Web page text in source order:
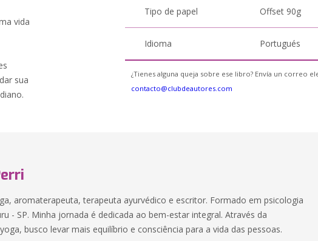
vida
sua
Tipo de papel Offset 90g
Idioma Portugués
¿Tienes alguna queja sobre ese libro? Envía un correo
contacto@clubdeautores.com
aromaterapeuta, terapeuta ayurvédico e escritor. Formado em psicologia
- SP. Minha jornada é dedicada ao bem-estar integral. Através da
busco levar mais equilíbrio e consciência para a vida das pessoas.